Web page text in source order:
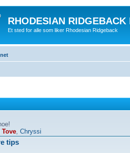
RHODESIAN RIDGEBACK
Et sted for alle som liker Rhodesian Ridgeback
Tove Chryssi
tips